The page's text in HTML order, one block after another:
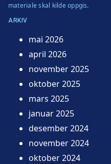
materiale skal kilde oppgis.
ARKIV
mai 2026
april 2026
november 2025
oktober 2025
mars 2025
januar 2025
desember 2024
november 2024
oktober 2024